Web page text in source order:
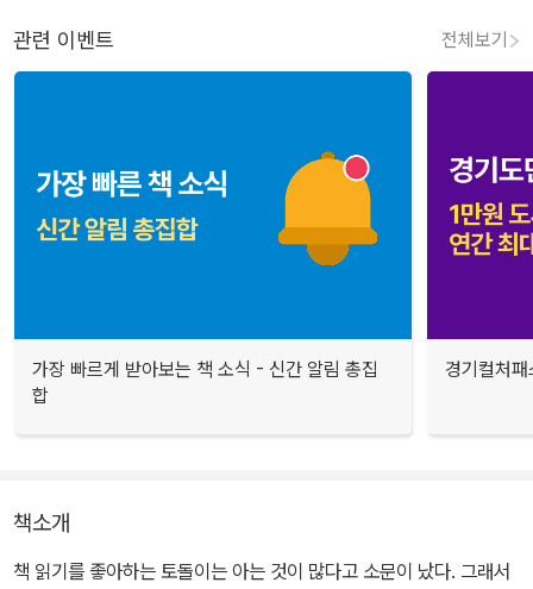
관련 이벤트 전체보기
가장 빠르게 받아보는 책 소식 - 신간 알림 총집
합
경기컬처
책소개
책 읽기를 좋아하는 토돌이는 아는 것이 많다고 소문이 났다. 그래서